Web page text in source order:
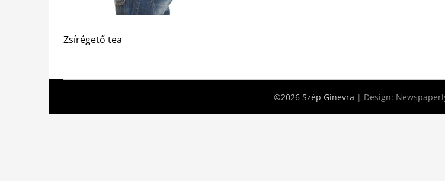
Zsírégető tea
©2026 Szép Ginevra | Design: